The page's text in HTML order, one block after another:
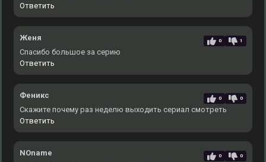
Ответить
Женя 0 1
Спасибо большое за серию
Ответить
Феникс 0 0
Скажите почему раз неделю выходить сериал смотреть
Ответить
NOname 0 0